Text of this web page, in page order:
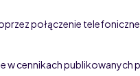
połączenie
cennikach publikowanych